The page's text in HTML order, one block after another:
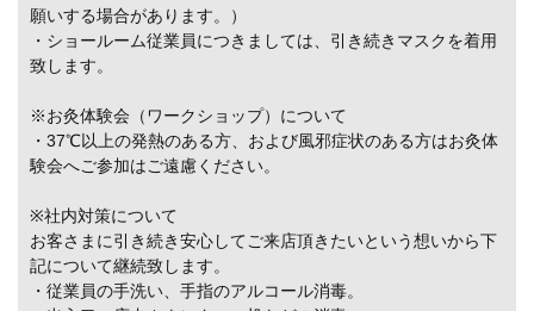
願いする場合があります。）
・ショールーム従業員につきましては、引き続きマスクを着用
致します。
※お灸体験会（ワークショップ）について
・37℃以上の発熱のある方、および風邪症状のある方はお灸体
験会へご参加はご遠慮ください。
※社内対策について
お客さまに引き続き安心してご来店頂きたいという想いから下
記について継続致します。
・従業員の手洗い、手指のアルコール消毒。